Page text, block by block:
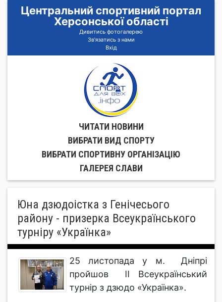
Центральний спортивний портал
Херсонської області
Дивитись фотогалерею
Зв'язатись з нами
Вхід
ЧИТАТИ НОВИНИ
ВИБРАТИ ВИД СПОРТУ
ВИБРАТИ СПОРТИВНУ ОРГАНIЗАЦIЮ
ГАЛЕРЕЯ СЛАВИ
Юна дзюдоістка з Генічесього
району - призерка Всеукраїнського
турніру «Українка»
25 листопада у м. Дніпрі
пройшов ІІ Всеукраїнський
турнір з дзюдо «Українка».